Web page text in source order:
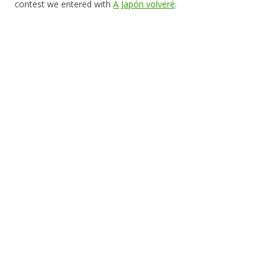
contest we entered with A Japón volveré.